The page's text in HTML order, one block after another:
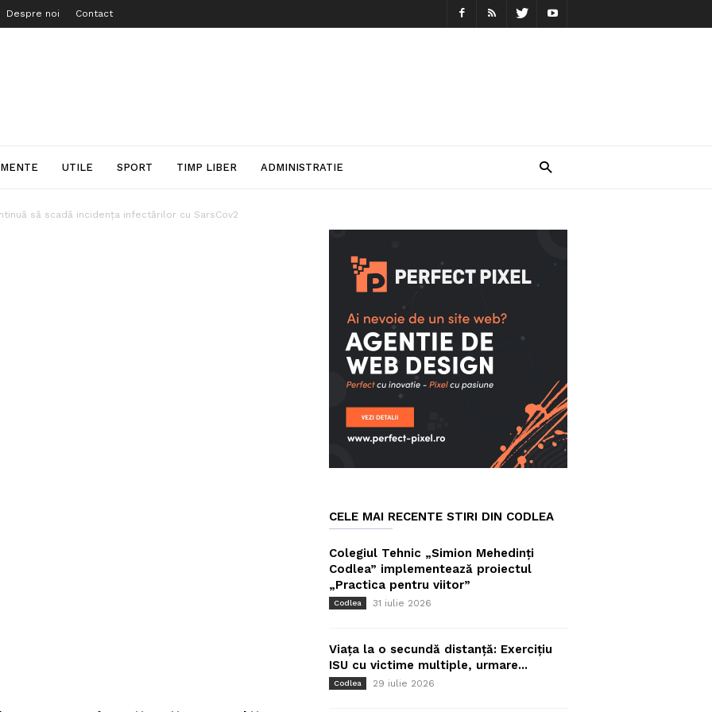
Despre noi Contact
UTILE SPORT TIMP LIBER ADMINISTRATIE
să scadă incidența infectărilor cu SarsCov2
CELE MAI RECENTE STIRI DIN CODLEA
Colegiul Tehnic „Simion Mehedinți
Codlea” implementează proiectul
„Practica pentru viitor”
Codlea 31 iulie 2026
Viața la o secundă distanță: Exercițiu
ISU cu victime multiple, urmare...
Codlea 29 iulie 2026